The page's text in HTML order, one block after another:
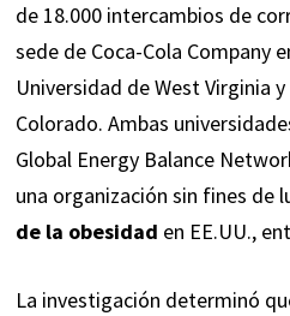
de 18.000 intercambios de
sede de Coca-Cola Company
Universidad de West Virginia
Colorado. Ambas
Global Energy Balance
una organización sin fines de
de la obesidad en EE.UU.,
La investigación determinó